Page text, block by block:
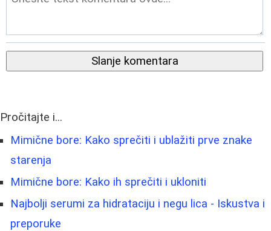
Slanje komentara
Pročitajte i...
Mimične bore: Kako sprečiti i ublažiti prve znake
starenja
Mimične bore: Kako ih sprečiti i ukloniti
Najbolji serumi za hidrataciju i negu lica - Iskustva i
preporuke